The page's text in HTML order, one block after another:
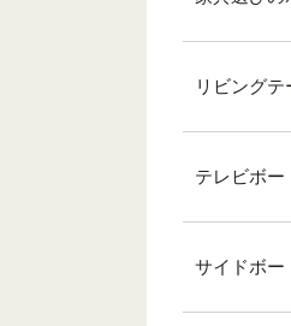
リビングテ
テレビボー
サイドボー